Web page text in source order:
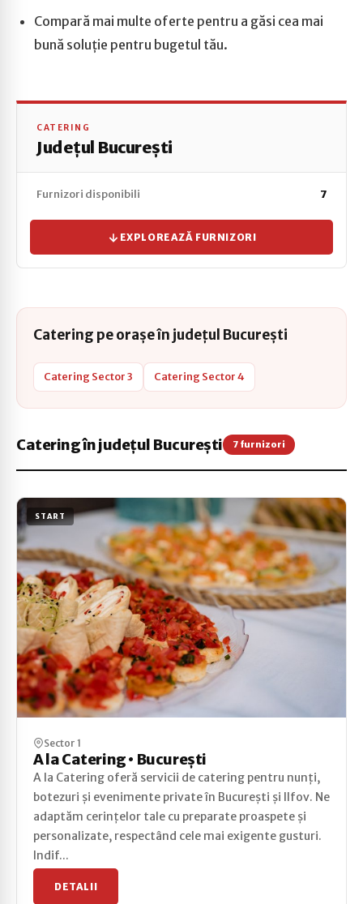
Compară mai multe oferte pentru a găsi cea mai
bună soluție pentru bugetul tău.
CATERING
Județul București
Furnizori disponibili 7
EXPLOREAZĂ FURNIZORI
Catering pe orașe în județul București
Catering Sector 3 Catering Sector 4
Catering în județul București 7 furnizori
START
Sector 1
A la Catering • București
A la Catering oferă servicii de catering pentru nunți,
botezuri și evenimente private în București și Ilfov. Ne
adaptăm cerințelor tale cu preparate proaspete și
personalizate, respectând cele mai exigente gusturi.
Indif...
DETALII